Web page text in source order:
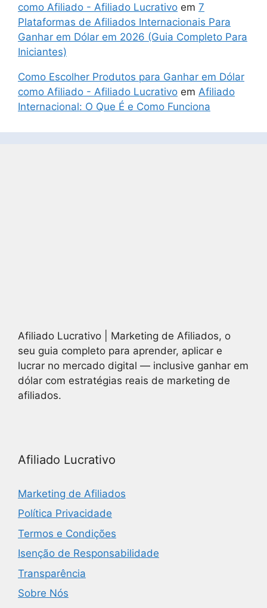
como Afiliado - Afiliado Lucrativo em 7
Plataformas de Afiliados Internacionais Para
Ganhar em Dólar em 2026 (Guia Completo Para
Iniciantes)
Como Escolher Produtos para Ganhar em Dólar
como Afiliado - Afiliado Lucrativo em Afiliado
Internacional: O Que É e Como Funciona
Afiliado Lucrativo | Marketing de Afiliados, o
seu guia completo para aprender, aplicar e
lucrar no mercado digital — inclusive ganhar em
dólar com estratégias reais de marketing de
afiliados.
Afiliado Lucrativo
Marketing de Afiliados
Política Privacidade
Termos e Condições
Isenção de Responsabilidade
Transparência
Sobre Nós